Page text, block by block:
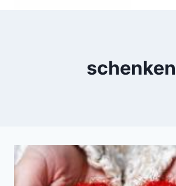
schenken